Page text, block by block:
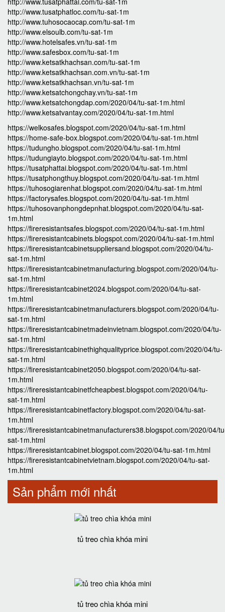
http://www.tusatphatloc.com/tu-sat-1m
http://www.tuhosocaocap.com/tu-sat-1m
http://www.elsoulb.com/tu-sat-1m
http://www.hotelsafes.vn/tu-sat-1m
http://www.safesbox.com/tu-sat-1m
http://www.ketsatkhachsan.com/tu-sat-1m
http://www.ketsatkhachsan.com.vn/tu-sat-1m
http://www.ketsatkhachsan.vn/tu-sat-1m
http://www.ketsatchongchay.vn/tu-sat-1m
http://www.ketsatchongdap.com/2020/04/tu-sat-1m.html
http://www.ketsatvantay.com/2020/04/tu-sat-1m.html
https://welkosafes.blogspot.com/2020/04/tu-sat-1m.html
https://home-safe-box.blogspot.com/2020/04/tu-sat-1m.html
https://tudungho.blogspot.com/2020/04/tu-sat-1m.html
https://tudungiayto.blogspot.com/2020/04/tu-sat-1m.html
https://tusatphattai.blogspot.com/2020/04/tu-sat-1m.html
https://tusatphongthuy.blogspot.com/2020/04/tu-sat-1m.html
https://tuhosogiarenhat.blogspot.com/2020/04/tu-sat-1m.html
https://factorysafes.blogspot.com/2020/04/tu-sat-1m.html
https://tuhosovanphongdepnhat.blogspot.com/2020/04/tu-sat-
1m.html
https://fireresistantsafes.blogspot.com/2020/04/tu-sat-1m.html
https://fireresistantcabinets.blogspot.com/2020/04/tu-sat-1m.html
https://fireresistantcabinetsuppliersand.blogspot.com/2020/04/tu-
sat-1m.html
https://fireresistantcabinetmanufacturing.blogspot.com/2020/04/tu-
sat-1m.html
https://fireresistantcabinet2024.blogspot.com/2020/04/tu-sat-
1m.html
https://fireresistantcabinetmanufacturers.blogspot.com/2020/04/tu-
sat-1m.html
https://fireresistantcabinetmadeinvietnam.blogspot.com/2020/04/tu-
sat-1m.html
https://fireresistantcabinethighqualityprice.blogspot.com/2020/04/tu-
sat-1m.html
https://fireresistantcabinet2050.blogspot.com/2020/04/tu-sat-
1m.html
https://fireresistantcabinetfcheapbest.blogspot.com/2020/04/tu-
sat-1m.html
https://fireresistantcabinetfactory.blogspot.com/2020/04/tu-sat-
1m.html
https://fireresistantcabinetmanufacturers38.blogspot.com/2020/04/
sat-1m.html
https://fireresistantcabinet.blogspot.com/2020/04/tu-sat-1m.html
https://fireresistantcabinetvietnam.blogspot.com/2020/04/tu-sat-
1m.html
Sản phẩm mới nhất
tủ treo chìa khóa mini
tủ treo chìa khóa mini